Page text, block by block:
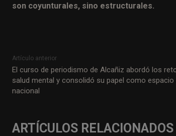
son coyunturales, sino estructurales.
Artículo anterior
El curso de periodismo de Alcañiz abordó los
salud mental y consolidó su papel como
nacional
ARTÍCULOS RELACIONADOS